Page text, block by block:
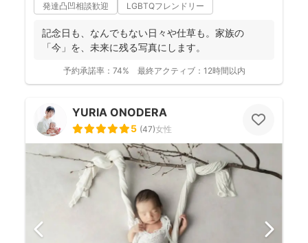
発達凸凹相談歓迎 LGBTQフレンドリー
記念日も、なんでもない日々や仕草も。家族の
「今」を、未来に残る写真にします。
予約承諾率： 74% 最終アクティブ： 12時間以内
YURIA ONODERA
5 (47)女性